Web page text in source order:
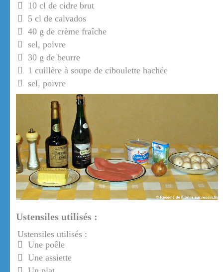
10 cl de cidre brut
5 cl de calvados
40 g de crème fraîche
sel, poivre
30 g de beurre
1 cuillère à soupe de ciboulette hachée
sel, poivre
Ustensiles utilisés :
Ustensiles utilisés :
Une poêle
Une assiette